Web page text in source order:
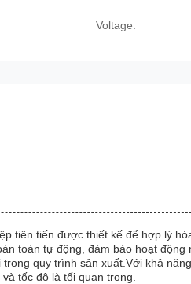
Voltage:
tiên tiến được thiết kế để hợp lý
toàn tự động, đảm bảo hoạt động
quy trình sản xuất.Với khả
tốc độ là tối quan trọng.